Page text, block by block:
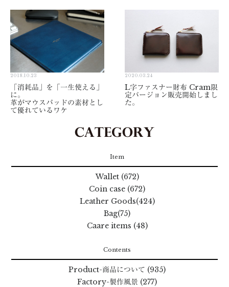
2018.10.23
「消耗品」を「一生使える」
に。
革がマウスパッドの素材とし
て優れているワケ
2020.03.24
L字ファスナー財布 Cram限
定バージョン販売開始しまし
た。
Item
Wallet (672)
Coin case (672)
Leather Goods(424)
Bag(75)
Caare items (48)
Contents
Product-商品について (935)
Factory-製作風景 (277)